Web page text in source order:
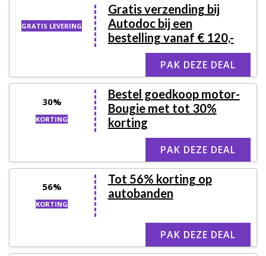
GRATIS LEVERING
Gratis verzending bij
Autodoc bij een
bestelling vanaf € 120,-
PAK DEZE DEAL
30%
KORTING
Bestel goedkoop motor-
Bougie met tot 30%
korting
PAK DEZE DEAL
56%
KORTING
Tot 56% korting op
autobanden
PAK DEZE DEAL